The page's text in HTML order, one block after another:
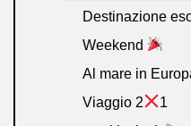
Destinazione
Weekend
Al mare in
Viaggio 2
1